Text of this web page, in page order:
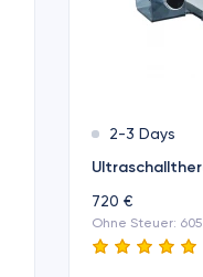
2-3 Days
720 €
Ohne Steuer: